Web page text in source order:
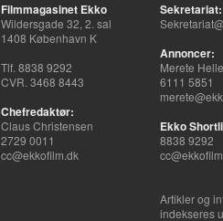
Filmmagasinet Ekko
Wildersgade 32, 2. sal
1408 København K
Tlf. 8838 9292
CVR. 3468 8443
Chefredaktør:
Claus Christensen
2729 0011
cc@ekkofilm.dk
Sekretariat:
Annoncer:
Merete
6111 5851
Ekko
8838 9292
Artikler og
indekseres